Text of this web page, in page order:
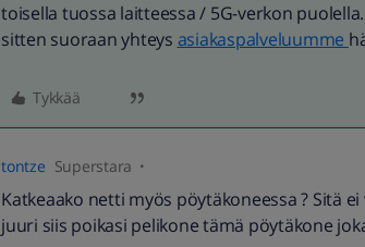
toisella tuossa laitteessa / 5G-verkon
sitten suoraan yhteys asiakaspalveluumme
Tykkää
tontze Superstara
Katkeaako netti myös pöytäkoneessa ? Sitä
juuri siis poikasi pelikone tämä pöytäkone